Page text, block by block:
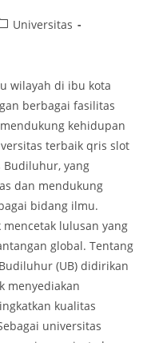
Universitas
wilayah di ibu kota
berbagai fasilitas
kehidupan
terbaik qris slot
Budiluhur, yang
dan mendukung
bidang ilmu.
lulusan yang
global. Tentang
(UB) didirikan
menyediakan
kualitas
universitas